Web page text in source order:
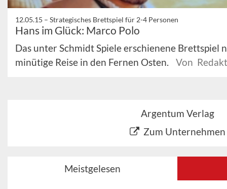
12.05.15 – Strategisches Brettspiel für 2-4 Personen
Hans im Glück: Marco Polo
Das unter Schmidt Spiele erschienene Brettspiel
minütige Reise in den Fernen Osten.
Von
Argentum Verlag
Zum Unternehmen
Meistgelesen